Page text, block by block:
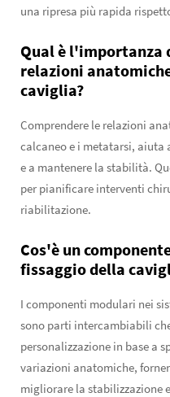
una ripresa più rapida
Qual è l'importanza
relazioni
caviglia?
Comprendere le relazioni
calcaneo e i metatarsi, aiuta
e a mantenere la stabilità.
per pianificare interventi
riabilitazione.
Cos'è un
fissaggio della
I componenti modulari nei
sono parti intercambiabili
personalizzazione in base a
variazioni anatomiche,
migliorare la stabilizzazione